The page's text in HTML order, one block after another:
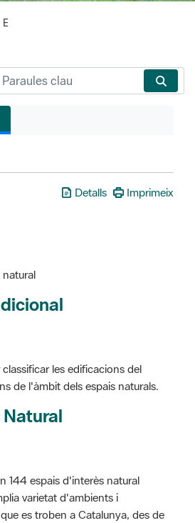
E
Detalls Imprimeix
natural
les edificacions del
de l'àmbit dels espais naturals.
Natural
144 espais d'interès natural
varietat d'ambients i
es troben a Catalunya, des de